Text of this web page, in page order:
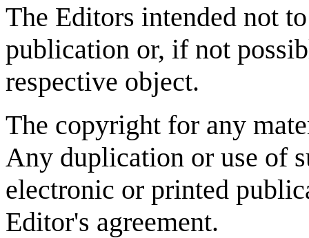
The Editors intended not
publication or, if not
respective object.
The copyright for any
Any duplication or use of
electronic or printed
Editor's agreement.